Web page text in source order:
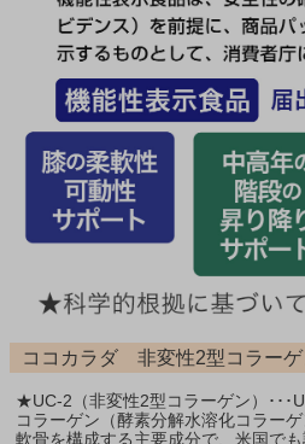
ココカラダ 非変性2型コラーゲ
★UC-2（非変性2型コラーゲン）･･
コラーゲン（酵素分解水溶化コラー
軟骨を構成する主要成分で、米国で